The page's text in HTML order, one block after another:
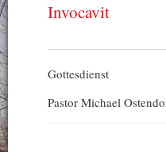
Invocavit
Gottesdienst
Pastor Michael